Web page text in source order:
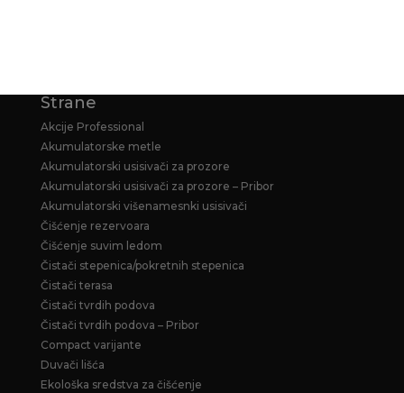
Strane
Akcije Professional
Akumulatorske metle
Akumulatorski usisivači za prozore
Akumulatorski usisivači za prozore – Pribor
Akumulatorski višenamesnki usisivači
Čišćenje rezervoara
Čišćenje suvim ledom
Čistači stepenica/pokretnih stepenica
Čistači terasa
Čistači tvrdih podova
Čistači tvrdih podova – Pribor
Compact varijante
Duvači lišća
Ekološka sredstva za čišćenje